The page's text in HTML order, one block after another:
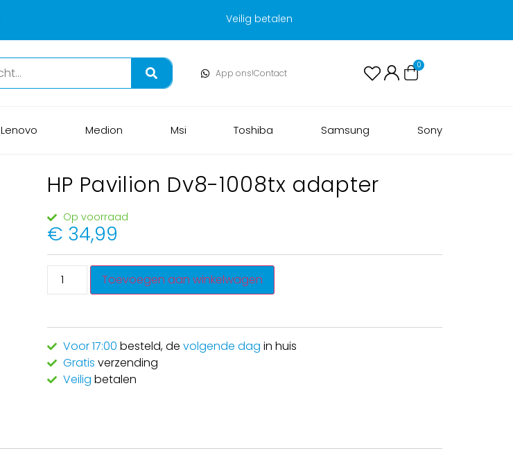
Veilig betalen
App ons!Contact
0
Lenovo Medion Msi Toshiba Samsung Sony
HP Pavilion Dv8-1008tx adapter
Op voorraad
€ 34,99
Toevoegen aan winkelwagen
Voor 17:00 besteld, de volgende dag in huis
Gratis verzending
Veilig betalen